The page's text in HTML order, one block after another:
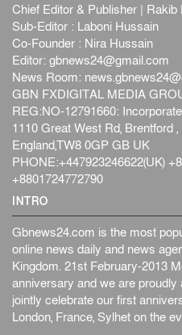
Chief Editor & Publisher | Rakib
Sub-Editor : Laboni Hussain
Co-Founder : Nira Hussain
Editor: gbnews24@gmail.com
News Room:
GBN FXDIGITAL MEDIA
REG:NO-12791660:
1110 Great West Rd, Brentford ,
England,TW8 0GP GB UK
PHONE:+447923246622(UK)
+8801724772790
INTRO
Gbnews24.com is the most
online news daily and news
Kingdom. 21st February-2013
anniversary and we are
jointly celebrate our first
London, France, Sylhet on the